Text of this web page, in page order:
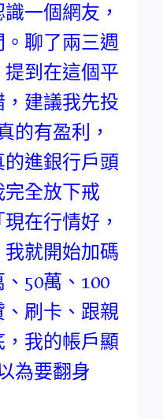
一個網友，
聊了兩三週
提到在這個平
建議我先投
的有盈利，
進銀行戶頭
全放下戒
在行情好，
就開始加碼
50萬、100
刷卡、跟親
我的帳戶顯
為要翻身